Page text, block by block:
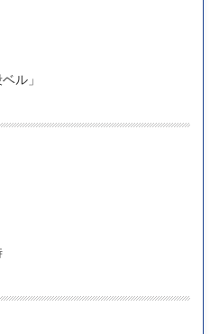
ル」